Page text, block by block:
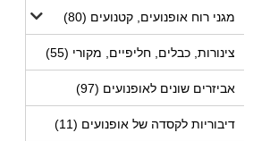
מגני רוח אופנועים, קטנועים (80)
צינורות, כבלים, חליפיים, מקורי (55)
אביזרים שונים לאופנועים (97)
דיבוריות לקסדה של אופנועים (11)